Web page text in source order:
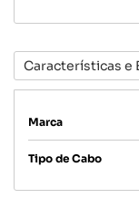
Características e
Marca
Tipo de Cabo